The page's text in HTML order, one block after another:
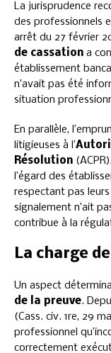
La jurisprudence
des professionnels
arrêt du 27 février
de cassation a
établissement
n’avait pas été
situation
En parallèle,
litigieuses à l’
Résolution
l’égard des
respectant pas
signalement n’ait
contribue à la
La charge
Un aspect
de la preuve.
(Cass. civ. 1re, 29
professionnel
correctement